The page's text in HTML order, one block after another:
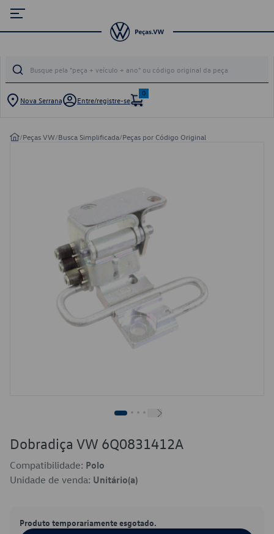
Nova Serrana Entre/registre-se
0
/Peças VW/Busca Simplificada/Peças por Código Original
Dobradiça VW 6Q0831412A
Compatibilidade: Polo
Unidade de venda: Unitário(a)
Produto temporariamente esgotado.